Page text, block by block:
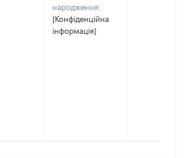
народження:
[Конфіденційна
інформація]